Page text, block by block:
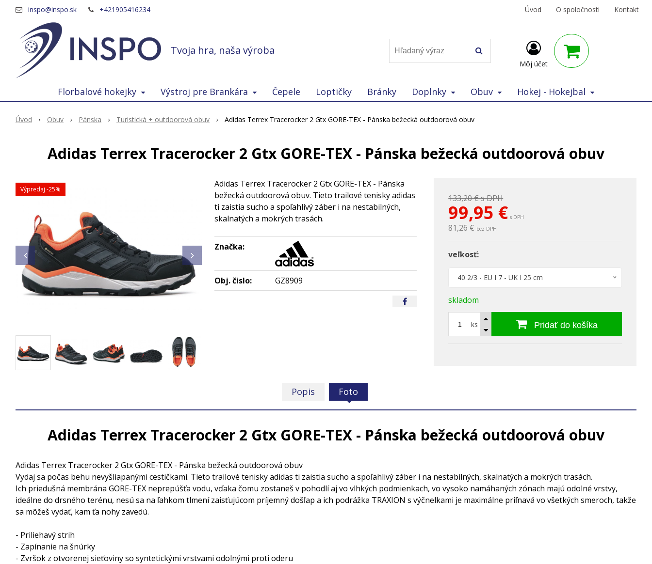
Tvoja hra, naša výroba
inspo@inspo.sk +421905416234 Úvod O spoločnosti Kontakt
Môj účet
Florbalové hokejky Výstroj pre Brankára Čepele Loptičky Bránky Doplnky Obuv Hokej - Hokejbal
Úvod Obuv Pánska Turistická + outdoorová obuv Adidas Terrex Tracerocker 2 Gtx GORE-TEX - Pánska bežecká outdoorová obuv
Adidas Terrex Tracerocker 2 Gtx GORE-TEX - Pánska bežecká outdoorová obuv
Výpredaj -25%
133,20 €s DPH
99,95 € s DPH
81,26 € bez DPH
veľkosť:
40 2/3 - EU I 7 - UK I 25 cm
skladom
ks Pridať do košíka
Adidas Terrex Tracerocker 2 Gtx GORE-TEX - Pánska
bežecká outdoorová obuv. Tieto trailové tenisky adidas
ti zaistia sucho a spoľahlivý záber i na nestabilných,
skalnatých a mokrých trasách.
Značka:
Obj. čislo: GZ8909
Popis Foto
Adidas Terrex Tracerocker 2 Gtx GORE-TEX - Pánska bežecká outdoorová obuv
Adidas Terrex Tracerocker 2 Gtx GORE-TEX - Pánska bežecká outdoorová obuv
Vydaj sa počas behu nevyšliapanými cestičkami. Tieto trailové tenisky adidas ti zaistia sucho a spoľahlivý záber i na nestabilných, skalnatých a mokrých trasách.
Ich priedušná membrána GORE-TEX neprepúšťa vodu, vďaka čomu zostaneš v pohodlí aj vo vlhkých podmienkach, vo vysoko namáhaných zónach majú odolné vrstvy,
ideálne do drsného terénu, nesú sa na ľahkom tlmení zaisťujúcom príjemný došľap a ich podrážka TRAXION s výčnelkami je maximálne priľnavá vo všetkých smeroch, takže
sa môžeš vydať, kam ťa nohy zavedú.
- Priliehavý strih
- Zapínanie na šnúrky
- Zvršok z otvorenej sieťoviny so syntetickými vrstvami odolnými proti oderu